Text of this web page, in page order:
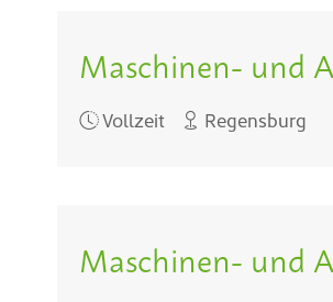
Maschinen- und
Vollzeit Regensburg
Maschinen- und